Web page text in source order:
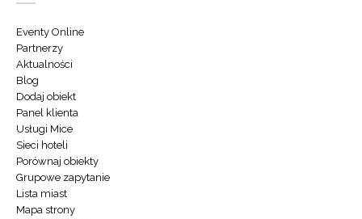
Eventy Online
Partnerzy
Aktualności
Blog
Dodaj obiekt
Panel klienta
Usługi Mice
Sieci hoteli
Porównaj obiekty
Grupowe zapytanie
Lista miast
Mapa strony